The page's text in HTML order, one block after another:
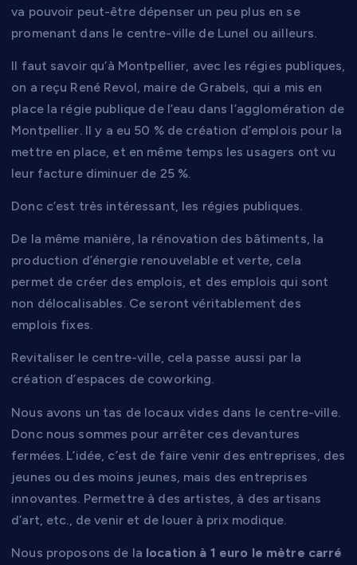
va pouvoir peut-être dépenser un peu plus en se
promenant dans le centre-ville de Lunel ou ailleurs.
Il faut savoir qu’à Montpellier, avec les régies publiques,
on a reçu René Revol, maire de Grabels, qui a mis en
place la régie publique de l’eau dans l’agglomération de
Montpellier. Il y a eu 50 % de création d’emplois pour la
mettre en place, et en même temps les usagers ont vu
leur facture diminuer de 25 %.
Donc c’est très intéressant, les régies publiques.
De la même manière, la rénovation des bâtiments, la
production d’énergie renouvelable et verte, cela
permet de créer des emplois, et des emplois qui sont
non délocalisables. Ce seront véritablement des
emplois fixes.
Revitaliser le centre-ville, cela passe aussi par la
création d’espaces de coworking.
Nous avons un tas de locaux vides dans le centre-ville.
Donc nous sommes pour arrêter ces devantures
fermées. L’idée, c’est de faire venir des entreprises, des
jeunes ou des moins jeunes, mais des entreprises
innovantes. Permettre à des artistes, à des artisans
d’art, etc., de venir et de louer à prix modique.
Nous proposons de la location à 1 euro le mètre carré